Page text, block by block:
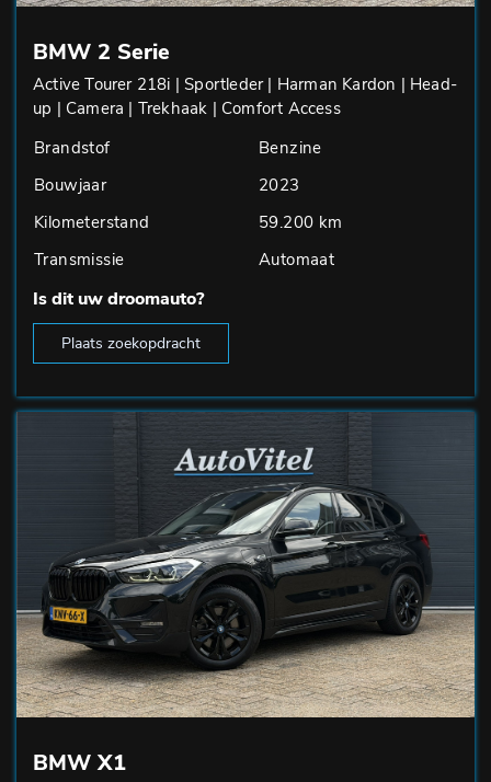
BMW 2 Serie
Active Tourer 218i | Sportleder | Harman Kardon | Head-
up | Camera | Trekhaak | Comfort Access
Brandstof
Benzine
Bouwjaar
2023
Kilometerstand
59.200 km
Transmissie
Automaat
Is dit uw droomauto?
Plaats zoekopdracht
BMW X1